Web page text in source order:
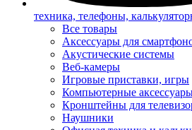
техника, телефоны,
Все товары
Аксессуары для
Акустические системы
Веб-камеры
Игровые приставки, игры
Компьютерные
Кронштейны для
Наушники